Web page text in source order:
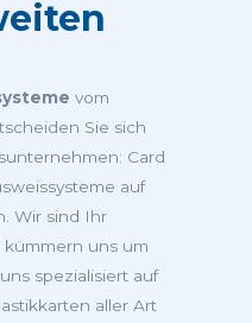
vom
Sie sich
Card
auf
Wir sind Ihr
uns um
spezialisiert auf
aller Art